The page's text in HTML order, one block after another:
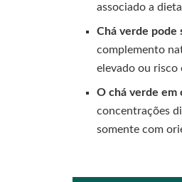
associado a
Chá verde pode
complemento
elevado ou risco
O chá verde em
concentrações
somente com